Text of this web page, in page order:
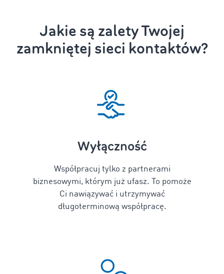
Jakie są zalety Twojej
zamkniętej sieci kontaktów?
Wyłączność
Współpracuj tylko z partnerami
biznesowymi, którym już ufasz. To pomoże
Ci nawiązywać i utrzymywać
długoterminową współpracę.